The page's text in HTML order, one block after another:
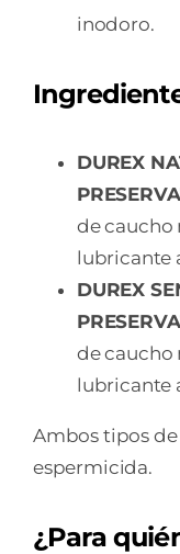
inodoro.
DUREX
de caucho
lubricante
DUREX
de caucho
lubricante
Ambos tipos
espermicida.
¿Para